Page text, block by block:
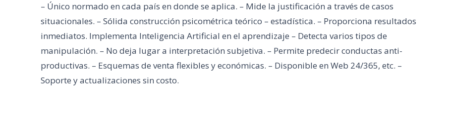
– Único normado en cada país en donde se aplica. – Mide la justificación a través de casos
situacionales. – Sólida construcción psicométrica teórico – estadística. – Proporciona resultados
inmediatos. Implementa Inteligencia Artificial en el aprendizaje – Detecta varios tipos de
manipulación. – No deja lugar a interpretación subjetiva. – Permite predecir conductas anti-
productivas. – Esquemas de venta flexibles y económicas. – Disponible en Web 24/365, etc. –
Soporte y actualizaciones sin costo.